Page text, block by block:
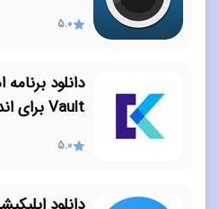
5.0
Vault برای اندروید
5.0